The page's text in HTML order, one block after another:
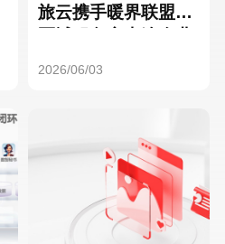
旅云携手暖界联盟，
2026/06/03